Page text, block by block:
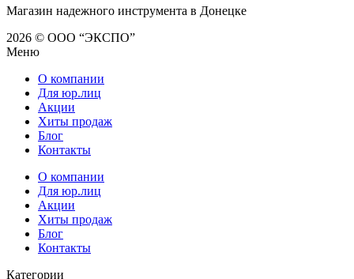
Магазин надежного инструмента в Донецке
2026 © ООО “ЭКСПО”
Меню
О компании
Для юр.лиц
Акции
Хиты продаж
Блог
Контакты
О компании
Для юр.лиц
Акции
Хиты продаж
Блог
Контакты
Категории